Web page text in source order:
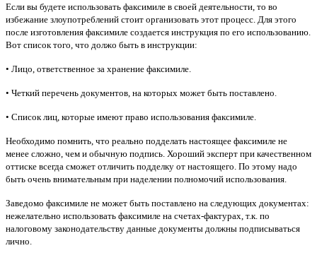
Если вы будете использовать факсимиле в своей деятельности, то во
избежание злоупотреблений стоит организовать этот процесс. Для этого
после изготовления факсимиле создается инструкция по его использованию.
Вот список того, что должо быть в инструкции:
• Лицо, ответственное за хранение факсимиле.
• Четкий перечень документов, на которых может быть поставлено.
• Список лиц, которые имеют право использования факсимиле.
Необходимо помнить, что реально подделать настоящее факсимиле не
менее сложно, чем и обычную подпись. Хороший эксперт при качественном
оттиске всегда сможет отличить подделку от настоящего. По этому надо
быть очень внимательным при наделении полномочий использования.
Заведомо факсимиле не может быть поставлено на следующих документах:
нежелательно использовать факсимиле на счетах-фактурах, т.к. по
налоговому законодательству данные документы должны подписываться
лично.